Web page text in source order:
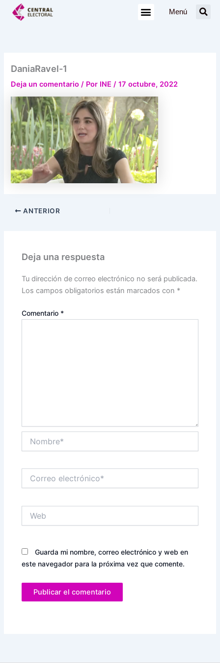
Menú
DaniaRavel-1
Deja un comentario / Por INE/17 octubre, 2022
ANTERIOR
Deja una respuesta
Tu dirección de correo electrónico no será publicada.
Los campos obligatorios están marcados con *
Comentario *
electrónico*
Guarda mi nombre, correo electrónico y web en
este navegador para la próxima vez que comente.